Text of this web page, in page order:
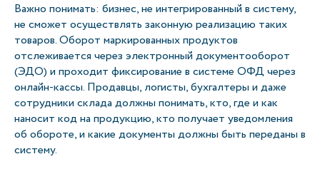
Важно понимать: бизнес, не интегрированный в систему,
не сможет осуществлять законную реализацию таких
товаров. Оборот маркированных продуктов
отслеживается через электронный документооборот
(ЭДО) и проходит фиксирование в системе ОФД через
онлайн-кассы. Продавцы, логисты, бухгалтеры и даже
сотрудники склада должны понимать, кто, где и как
наносит код на продукцию, кто получает уведомления
об обороте, и какие документы должны быть переданы в
систему.